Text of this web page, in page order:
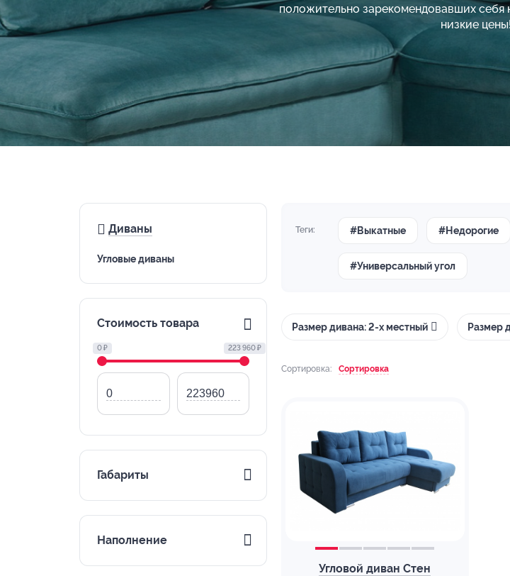
положительно зарекомендовавших себя
низкие цены!
Диваны
Угловые диваны
Стоимость товара
0 ₽ 223 960 ₽
Габариты
Наполнение
Теги: #Выкатные #Недорогие
#Универсальный угол
Размер дивана: 2-х местный Размер
Сортировка: Сортировка
Угловой диван Стен